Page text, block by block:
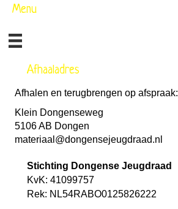
Menu
Afhaaladres
Afhalen en terugbrengen op afspraak:
Klein Dongenseweg
5106 AB Dongen
materiaal@dongensejeugdraad.nl
Stichting Dongense Jeugdraad
KvK: 41099757
Rek: NL54RABO0125826222